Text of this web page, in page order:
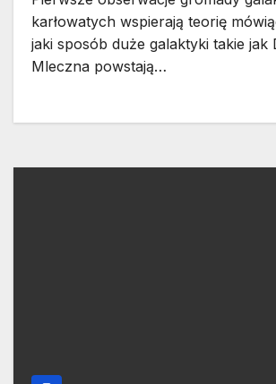
karłowatych wspierają teorię
jaki sposób duże galaktyki takie jak
Mleczna powstają…